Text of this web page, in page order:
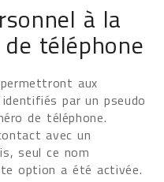
à la
téléphone
aux
par un pseudo
de téléphone.
avec un
seul ce nom
option a été activée.